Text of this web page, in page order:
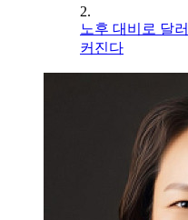
2.
노후 대비로 달
커진다